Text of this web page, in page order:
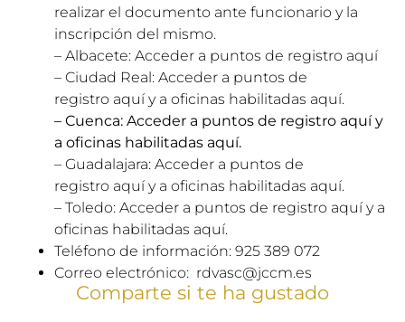
realizar el documento ante funcionario y la
inscripción del mismo.
– Albacete: Acceder a puntos de registro aquí
– Ciudad Real: Acceder a puntos de
registro aquíy a oficinas habilitadas aquí.
– Cuenca: Acceder a puntos de registro aquíy
a oficinas habilitadas aquí.
– Guadalajara: Acceder a puntos de
registro aquíy a oficinas habilitadas aquí.
– Toledo: Acceder a puntos de registro aquíy a
oficinas habilitadas aquí.
Teléfono de información: 925 389 072
Correo electrónico: rdvasc@jccm.es
Comparte si te ha gustado